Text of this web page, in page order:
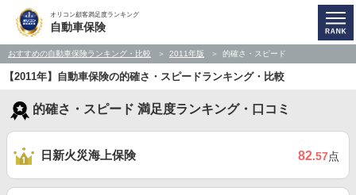
オリコン顧客満足度ランキング
自動車保険
おすすめの自動車保険ランキング・比較 2011年版 的確さ・スピード
【2011年】自動車保険の的確さ・スピードランキング・比較
的確さ・スピード 満足度ランキング・口コミ
日新火災海上保険 82.57点